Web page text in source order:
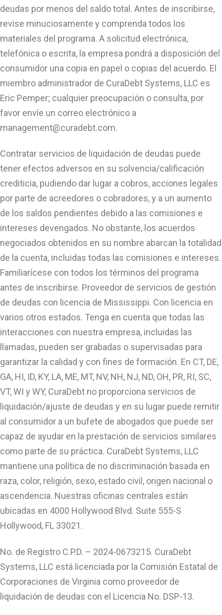
deudas por menos del saldo total. Antes de inscribirse,
revise minuciosamente y comprenda todos los
materiales del programa. A solicitud electrónica,
telefónica o escrita, la empresa pondrá a disposición del
consumidor una copia en papel o copias del acuerdo. El
miembro administrador de CuraDebt Systems, LLC es
Eric Pemper; cualquier preocupación o consulta, por
favor envíe un correo electrónico a
management@curadebt.com.
Contratar servicios de liquidación de deudas puede
tener efectos adversos en su solvencia/calificación
crediticia, pudiendo dar lugar a cobros, acciones legales
por parte de acreedores o cobradores, y a un aumento
de los saldos pendientes debido a las comisiones e
intereses devengados. No obstante, los acuerdos
negociados obtenidos en su nombre abarcan la totalidad
de la cuenta, incluidas todas las comisiones e intereses.
Familiarícese con todos los términos del programa
antes de inscribirse. Proveedor de servicios de gestión
de deudas con licencia de Mississippi. Con licencia en
varios otros estados. Tenga en cuenta que todas las
interacciones con nuestra empresa, incluidas las
llamadas, pueden ser grabadas o supervisadas para
garantizar la calidad y con fines de formación. En CT, DE,
GA, HI, ID, KY, LA, ME, MT, NV, NH, NJ, ND, OH, PR, RI, SC,
VT, WI y WY, CuraDebt no proporciona servicios de
liquidación/ajuste de deudas y en su lugar puede remitir
al consumidor a un bufete de abogados que puede ser
capaz de ayudar en la prestación de servicios similares
como parte de su práctica. CuraDebt Systems, LLC
mantiene una política de no discriminación basada en
raza, color, religión, sexo, estado civil, origen nacional o
ascendencia. Nuestras oficinas centrales están
ubicadas en 4000 Hollywood Blvd. Suite 555-S
Hollywood, FL 33021.
No. de Registro C.P.D. – 2024-0673215. CuraDebt
Systems, LLC está licenciada por la Comisión Estatal de
Corporaciones de Virginia como proveedor de
liquidación de deudas con el Licencia No. DSP-13.